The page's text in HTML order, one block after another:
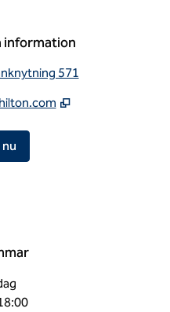
information
571
nu